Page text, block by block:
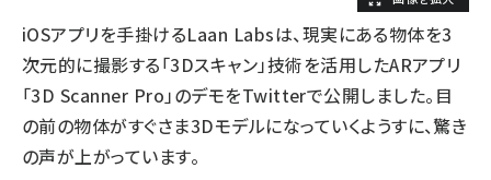
iOSアプリを手掛けるLaan Labsは、現実にある物体を3
次元的に撮影する「3Dスキャン」技術を活用したARアプリ
「3D Scanner Pro」のデモをTwitterで公開しました。目
の前の物体がすぐさま3Dモデルになっていくようすに、驚き
の声が上がっています。